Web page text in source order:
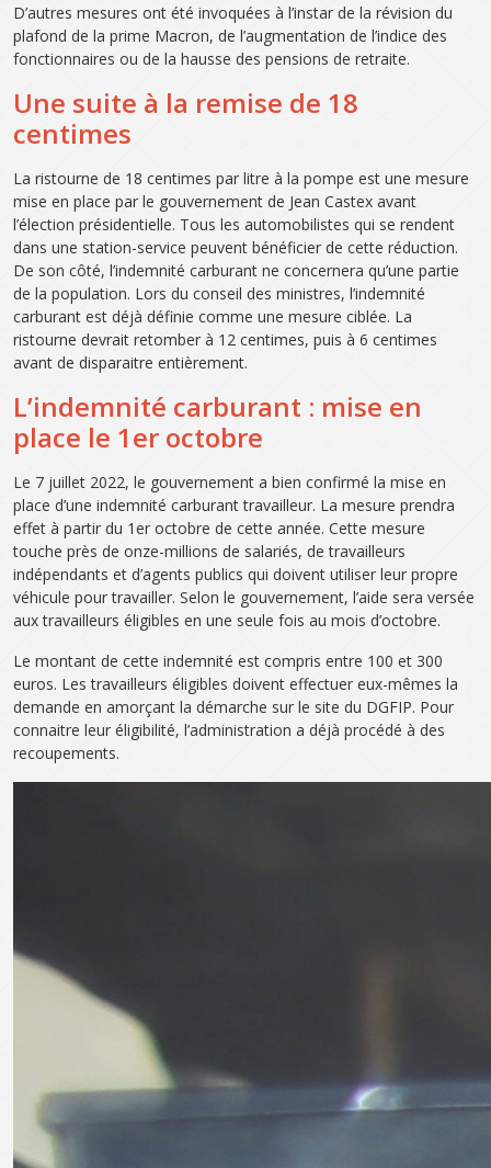
D’autres mesures ont été invoquées à l’instar de la révision du
plafond de la prime Macron, de l’augmentation de l’indice des
fonctionnaires ou de la hausse des pensions de retraite.
Une suite à la remise de 18
centimes
La ristourne de 18 centimes par litre à la pompe est une mesure
mise en place par le gouvernement de Jean Castex avant
l’élection présidentielle. Tous les automobilistes qui se rendent
dans une station-service peuvent bénéficier de cette réduction.
De son côté, l’indemnité carburant ne concernera qu’une partie
de la population. Lors du conseil des ministres, l’indemnité
carburant est déjà définie comme une mesure ciblée. La
ristourne devrait retomber à 12 centimes, puis à 6 centimes
avant de disparaitre entièrement.
L’indemnité carburant : mise en
place le 1er octobre
Le 7 juillet 2022, le gouvernement a bien confirmé la mise en
place d’une indemnité carburant travailleur. La mesure prendra
effet à partir du 1er octobre de cette année. Cette mesure
touche près de onze-millions de salariés, de travailleurs
indépendants et d’agents publics qui doivent utiliser leur propre
véhicule pour travailler. Selon le gouvernement, l’aide sera versée
aux travailleurs éligibles en une seule fois au mois d’octobre.
Le montant de cette indemnité est compris entre 100 et 300
euros. Les travailleurs éligibles doivent effectuer eux-mêmes la
demande en amorçant la démarche sur le site du DGFIP. Pour
connaitre leur éligibilité, l’administration a déjà procédé à des
recoupements.